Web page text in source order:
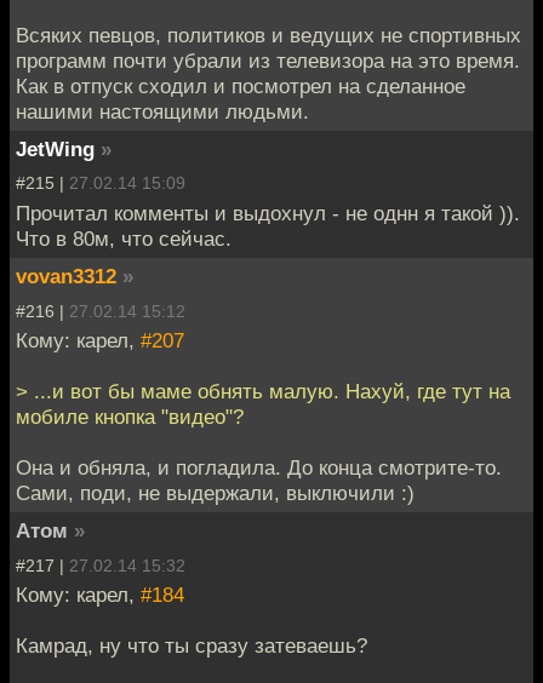
Всяких певцов, политиков и ведущих не спортивных
программ почти убрали из телевизора на это время.
Как в отпуск сходил и посмотрел на сделанное
нашими настоящими людьми.
JetWing »
#215 | 27.02.14 15:09
Прочитал комменты и выдохнул - не однн я такой )).
Что в 80м, что сейчас.
vovan3312 »
#216 | 27.02.14 15:12
Кому: карел, #207
> ...и вот бы маме обнять малую. Нахуй, где тут на
мобиле кнопка "видео"?
Она и обняла, и погладила. До конца смотрите-то.
Сами, поди, не выдержали, выключили :)
Атом »
#217 | 27.02.14 15:32
Кому: карел, #184
Камрад, ну что ты сразу затеваешь?